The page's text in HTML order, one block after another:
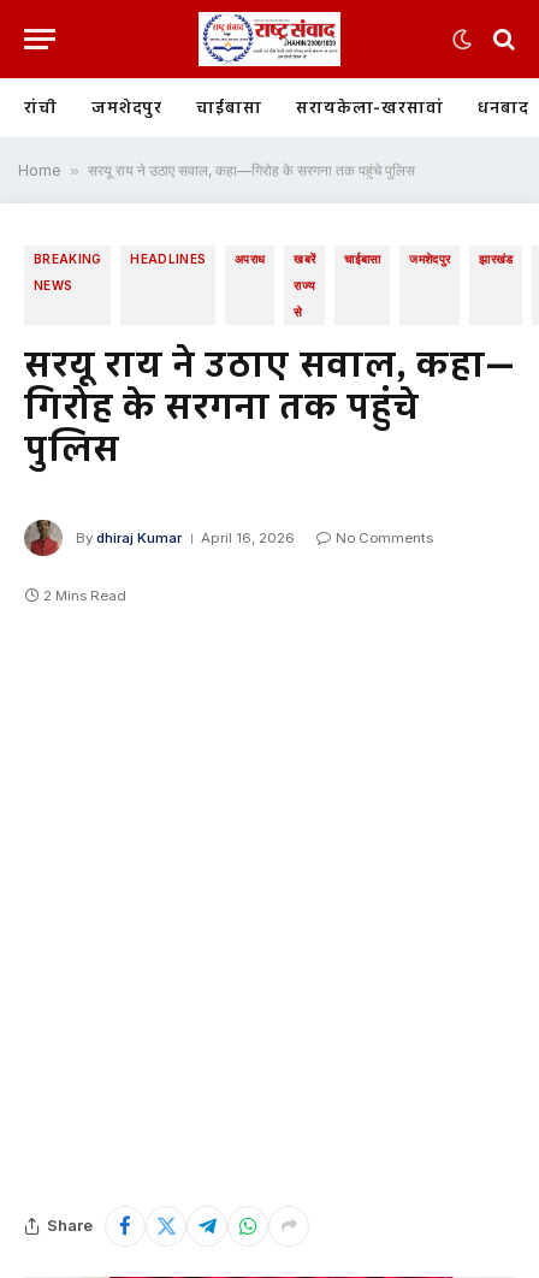
रांची जमशेदपुर चाईबासा सरायकेला-खरसावां धनबाद
Home » सरयू राय ने उठाए सवाल, कहा—गिरोह के सरगना तक पहुंचे पुलिस
BREAKING
NEWS
HEADLINES अपराध
खबरें
राज्य
से
चाईबासा जमशेदपुर झारखंड
सरयू राय ने उठाए सवाल, कहा—
गिरोह के सरगना तक पहुंचे
पुलिस
By dhiraj Kumar April 16, 2026 No Comments
2 Mins Read
Share